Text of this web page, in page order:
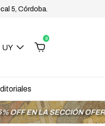
5, Córdoba.
UY
0
OFERTAS ENVÍOS A